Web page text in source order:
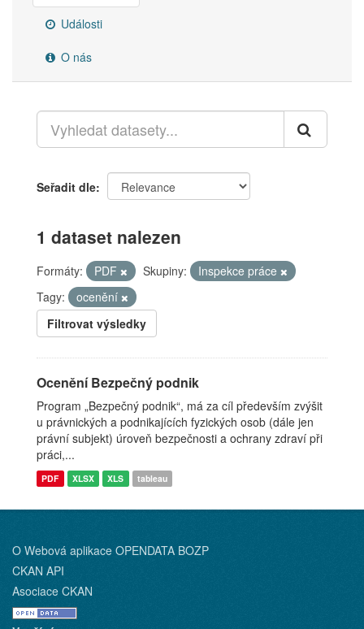
Události
O nás
Seřadit dle
1 dataset nalezen
Formáty: PDF Skupiny:
Inspekce práce
Tagy:
ocenění
Filtrovat výsledky
Ocenění Bezpečný podnik
Program „Bezpečný podnik“, má za cíl především zvýšit
u právnických a podnikajících fyzických osob (dále jen
právní subjekt) úroveň bezpečnosti a ochrany zdraví při
práci,...
PDF XLSX XLS tableau
O Webová aplikace OPENDATA BOZP
CKAN API
Asociace CKAN